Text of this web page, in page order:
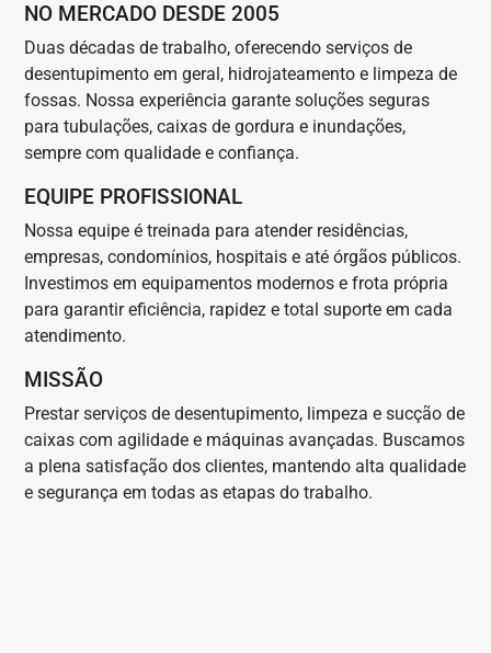
NO MERCADO DESDE 2005
Duas décadas de trabalho, oferecendo serviços de
desentupimento em geral, hidrojateamento e limpeza de
fossas. Nossa experiência garante soluções seguras
para tubulações, caixas de gordura e inundações,
sempre com qualidade e confiança.
EQUIPE PROFISSIONAL
Nossa equipe é treinada para atender residências,
empresas, condomínios, hospitais e até órgãos públicos.
Investimos em equipamentos modernos e frota própria
para garantir eficiência, rapidez e total suporte em cada
atendimento.
MISSÃO
Prestar serviços de desentupimento, limpeza e sucção de
caixas com agilidade e máquinas avançadas. Buscamos
a plena satisfação dos clientes, mantendo alta qualidade
e segurança em todas as etapas do trabalho.